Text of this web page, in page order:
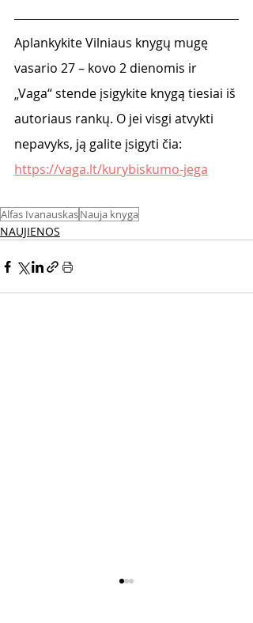
Aplankykite Vilniaus knygų mugę
vasario 27 – kovo 2 dienomis ir
„Vaga“ stende įsigykite knygą tiesiai iš
autoriaus rankų. O jei visgi atvykti
nepavyks, ją galite įsigyti čia:
https://vaga.lt/kurybiskumo-jega
Alfas IvanauskasNauja knyga
NAUJIENOS